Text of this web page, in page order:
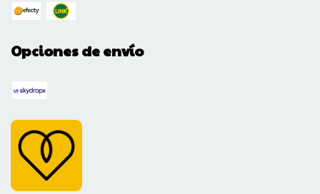
Opciones de envío